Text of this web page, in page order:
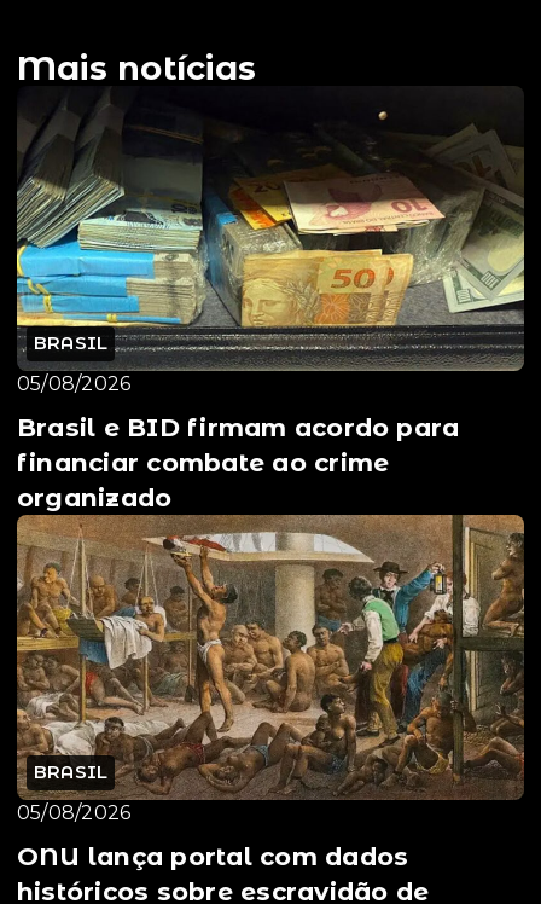
Mais notícias
BRASIL
05/08/2026
Brasil e BID firmam acordo para
financiar combate ao crime
organizado
BRASIL
05/08/2026
ONU lança portal com dados
históricos sobre escravidão de